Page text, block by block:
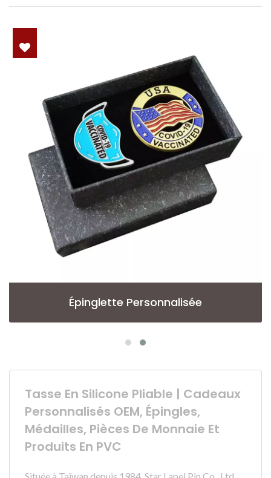
Épinglette Personnalisée
Tasse En Silicone Pliable | Cadeaux
Personnalisés OEM, Épingles,
Médailles, Pièces De Monnaie Et
Produits En PVC
Située à Taïwan depuis 1984, Star Lapel Pin Co., Ltd.